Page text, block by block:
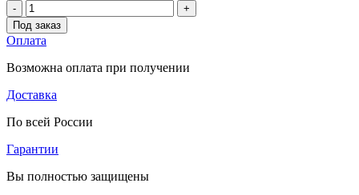
-
+
Под заказ
Оплата
Возможна оплата при получении
Доставка
По всей России
Гарантии
Вы полностью защищены